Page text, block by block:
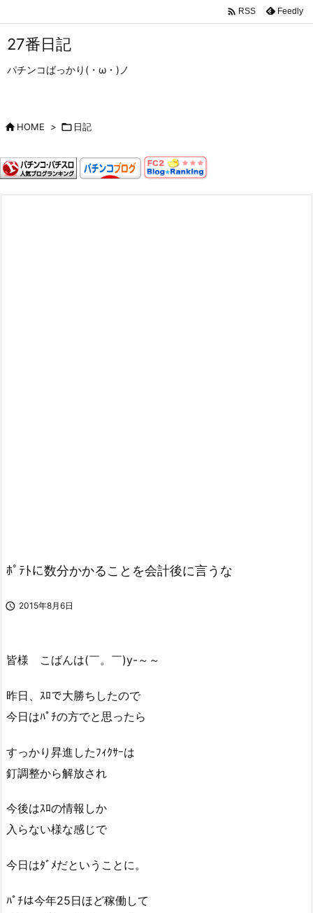
 RSS Feedly
27番日記
パチンコばっかり(・ω・)ノ
HOME >  日記
ﾎﾟﾃﾄに数分かかることを会計後に言うな
 2015年8月6日
皆様 こばんは(￣。￣)y-～～
昨日、ｽﾛで大勝ちしたので
今日はﾊﾟﾁの方でと思ったら
すっかり昇進したﾌｨｸｻｰは
釘調整から解放され
今後はｽﾛの情報しか
入らない様な感じで
今日はﾀﾞﾒだということに。
ﾊﾟﾁは今年25日ほど稼働して